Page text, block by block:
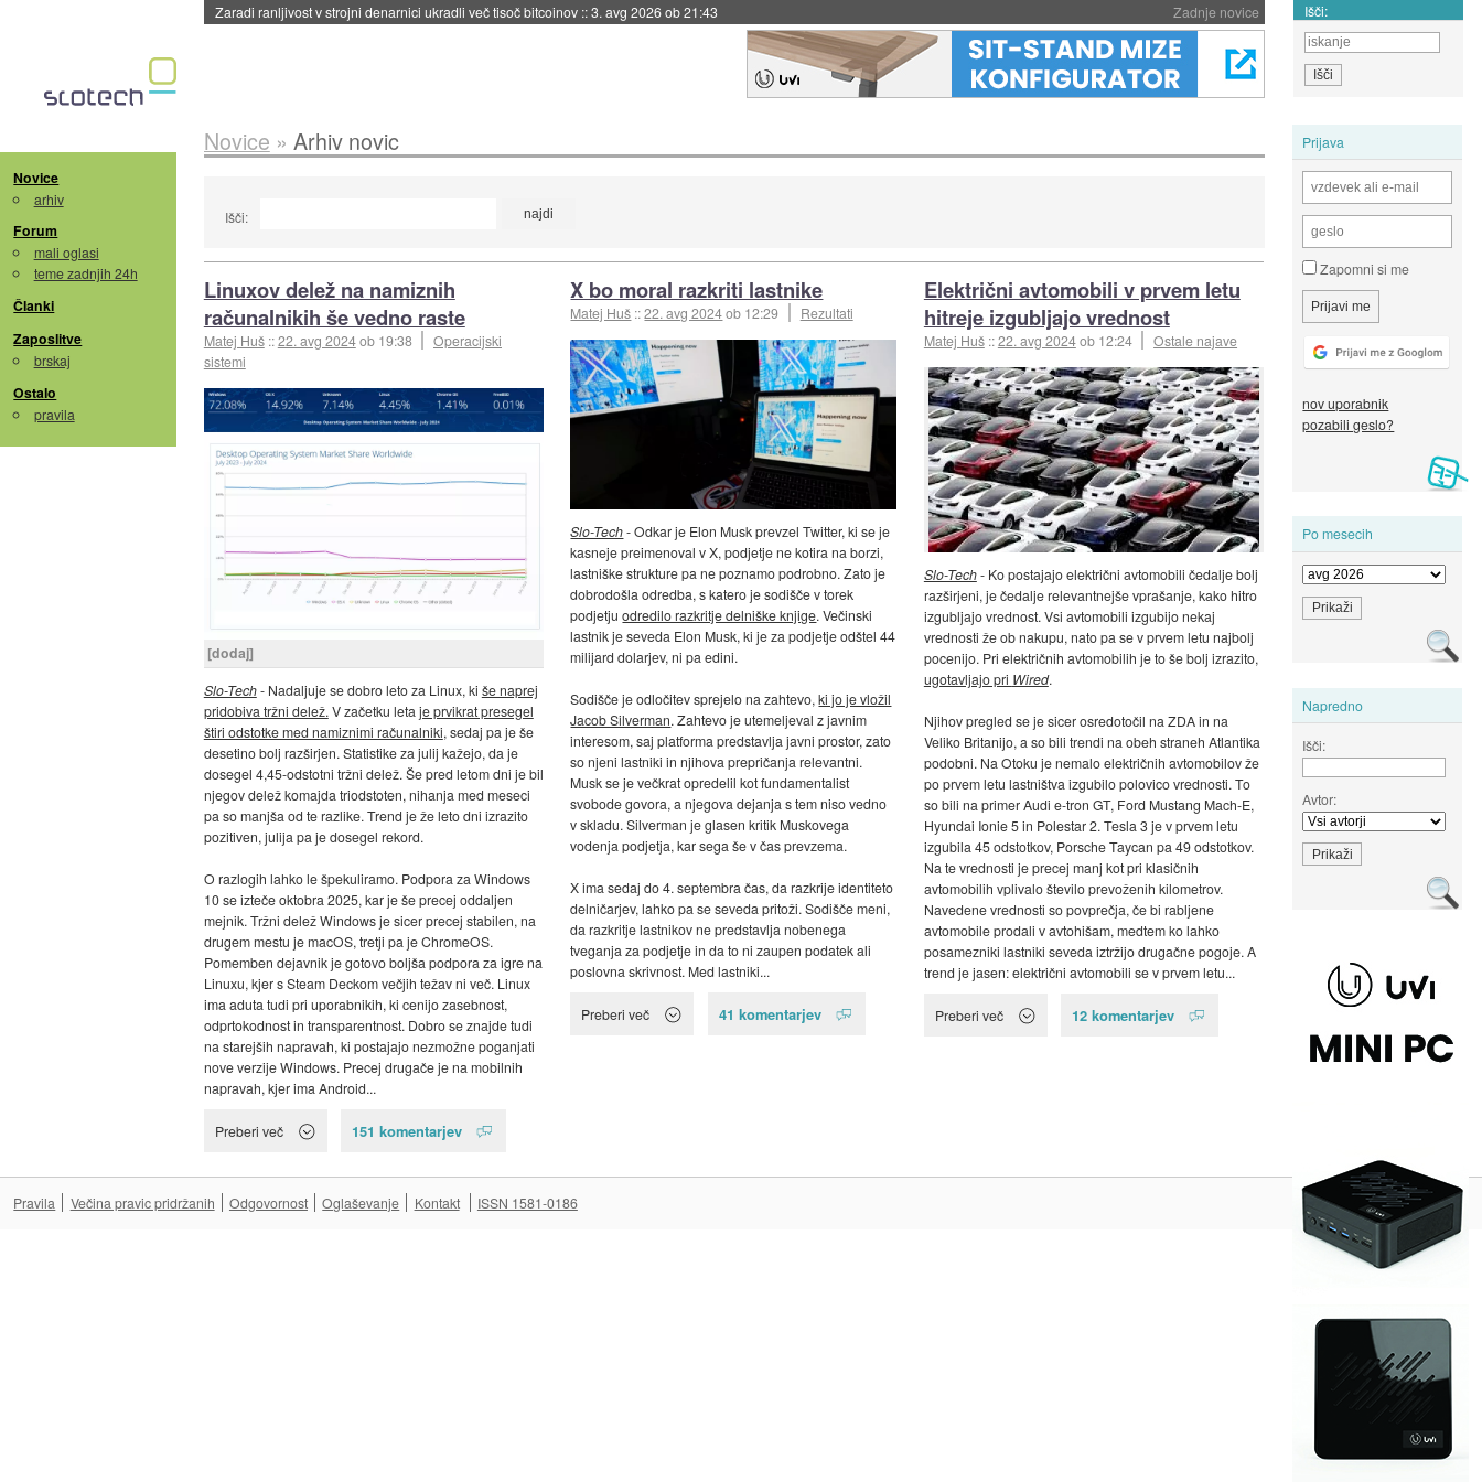
Zadnje novice
Zaradi ranljivost v strojni denarnici ukradli več tisoč bitcoinov ::3. avg 2026 ob 21:43 Išči:
Novice
arhiv
Forum
mali oglasi
teme zadnjih 24h
Članki
Zaposlitve
brskaj
Ostalo
pravila
Prijava
Zapomni si me
nov uporabnik
pozabili geslo?
Po mesecih
Napredno
Išči:
Avtor:
Novice » Arhiv novic
Išči:
Linuxov delež na namiznih
računalnikih še vedno raste
Matej Huš ::22. avg 2024ob 19:38
Operacijski
sistemi
[dodaj]
Slo-Tech- Nadaljuje se dobro leto za Linux, ki še naprej
pridobiva tržni delež. V začetku leta je prvikrat presegel
štiri odstotke med namiznimi računalniki, sedaj pa je še
desetino bolj razširjen. Statistike za julij kažejo, da je
dosegel 4,45-odstotni tržni delež. Še pred letom dni je bil
njegov delež komajda triodstoten, nihanja med meseci
pa so manjša od te razlike. Trend je že leto dni izrazito
pozitiven, julija pa je dosegel rekord.
O razlogih lahko le špekuliramo. Podpora za Windows
10 se izteče oktobra 2025, kar je še precej oddaljen
mejnik. Tržni delež Windows je sicer precej stabilen, na
drugem mestu je macOS, tretji pa je ChromeOS.
Pomemben dejavnik je gotovo boljša podpora za igre na
Linuxu, kjer s Steam Deckom večjih težav ni več. Linux
ima aduta tudi pri uporabnikih, ki cenijo zasebnost,
odprtokodnost in transparentnost. Dobro se znajde tudi
na starejših napravah, ki postajajo nezmožne poganjati
nove verzije Windows. Precej drugače je na mobilnih
napravah, kjer ima Android...
Preberi več 151 komentarjev
X bo moral razkriti lastnike
Matej Huš ::22. avg 2024ob 12:29 Rezultati
Slo-Tech- Odkar je Elon Musk prevzel Twitter, ki se je
kasneje preimenoval v X, podjetje ne kotira na borzi,
lastniške strukture pa ne poznamo podrobno. Zato je
dobrodošla odredba, s katero je sodišče v torek
podjetjuodredilo razkritje delniške knjige. Večinski
lastnik je seveda Elon Musk, ki je za podjetje odštel 44
milijard dolarjev, ni pa edini.
Sodišče je odločitev sprejelo na zahtevo,ki jo je vložil
Jacob Silverman. Zahtevo je utemeljeval z javnim
interesom, saj platforma predstavlja javni prostor, zato
so njeni lastniki in njihova prepričanja relevantni.
Musk se je večkrat opredelil kot fundamentalist
svobode govora, a njegova dejanja s tem niso vedno
v skladu. Silverman je glasen kritik Muskovega
vodenja podjetja, kar sega še v čas prevzema.
X ima sedaj do 4. septembra čas, da razkrije identiteto
delničarjev, lahko pa se seveda pritoži. Sodišče meni,
da razkritje lastnikov ne predstavlja nobenega
tveganja za podjetje in da to ni zaupen podatek ali
poslovna skrivnost. Med lastniki...
Preberi več 41 komentarjev
Električni avtomobili v prvem letu
hitreje izgubljajo vrednost
Matej Huš ::22. avg 2024ob 12:24 Ostale najave
Slo-Tech- Ko postajajo električni avtomobili čedalje bolj
razširjeni, je čedalje relevantnejše vprašanje, kako hitro
izgubljajo vrednost. Vsi avtomobili izgubijo nekaj
vrednosti že ob nakupu, nato pa se v prvem letu najbolj
pocenijo. Pri električnih avtomobilih je to še bolj izrazito,
ugotavljajo pri Wired.
Njihov pregled se je sicer osredotočil na ZDA in na
Veliko Britanijo, a so bili trendi na obeh straneh Atlantika
podobni. Na Otoku je nemalo električnih avtomobilov že
po prvem letu lastništva izgubilo polovico vrednosti. To
so bili na primer Audi e-tron GT, Ford Mustang Mach-E,
Hyundai Ionie 5 in Polestar 2. Tesla 3 je v prvem letu
izgubila 45 odstotkov, Porsche Taycan pa 49 odstotkov.
Na te vrednosti je precej manj kot pri klasičnih
avtomobilih vplivalo število prevoženih kilometrov.
Navedene vrednosti so povprečja, če bi rabljene
avtomobile prodali v avtohišam, medtem ko lahko
posamezniki lastniki seveda iztržijo drugačne pogoje. A
trend je jasen: električni avtomobili se v prvem letu...
Preberi več 12 komentarjev
Na vrh ^
Pravila Večina pravic pridržanih Odgovornost Oglaševanje Kontakt ISSN 1581-0186